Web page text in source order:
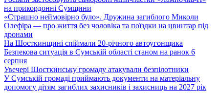
на прикордонні Сумщини
«Страшно неймовірно було». Дружина загиблого Миколи
Олефіра — про життя без чоловіка та поїздки на цвинтар під
дронами
На Шосткинщині спіймали 20-річного автоугонщика
Безпекова ситуація в Сумській області станом на ранок 6
серпня
Увечері Шосткинську громаду атакували безпілотники
У Сумській громаді приймають документи на матеріальну
допомогу дітям загиблих захисників і захисниць на 2027 рік